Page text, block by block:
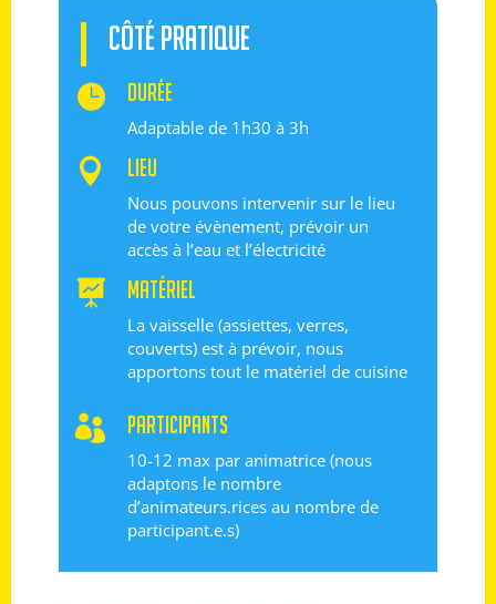
CÔTÉ PRATIQUE
 DURÉE
Adaptable de 1h30 à 3h
 LIEU
Nous pouvons intervenir sur le lieu
de votre évènement, prévoir un
accès à l’eau et l’électricité
 Matériel
La vaisselle (assiettes, verres,
couverts) est à prévoir, nous
apportons tout le matériel de cuisine
 PARTICIPANTS
10-12 max par animatrice (nous
adaptons le nombre
d’animateurs.rices au nombre de
participant.e.s)